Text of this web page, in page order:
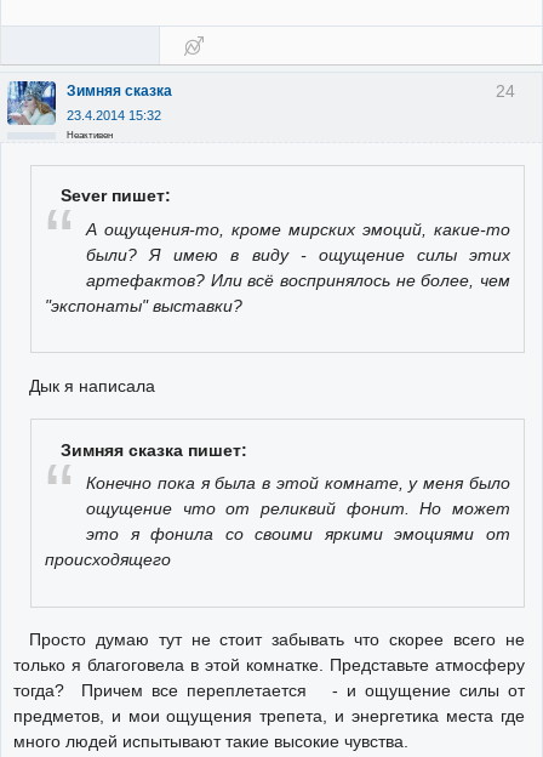
24
Зимняя сказка
23.4.2014 15:32
Неактивен
Sever пишет:
А ощущения-то, кроме мирских эмоций, какие-то
были? Я имею в виду - ощущение силы этих
артефактов? Или всё воспринялось не более, чем
"экспонаты" выставки?
Дык я написала
Зимняя сказка пишет:
Конечно пока я была в этой комнате, у меня было
ощущение что от реликвий фонит. Но может
это я фонила со своими яркими эмоциями от
происходящего
Просто думаю тут не стоит забывать что скорее всего не
только я благоговела в этой комнатке. Представьте атмосферу
тогда? Причем все переплетается - и ощущение силы от
предметов, и мои ощущения трепета, и энергетика места где
много людей испытывают такие высокие чувства.